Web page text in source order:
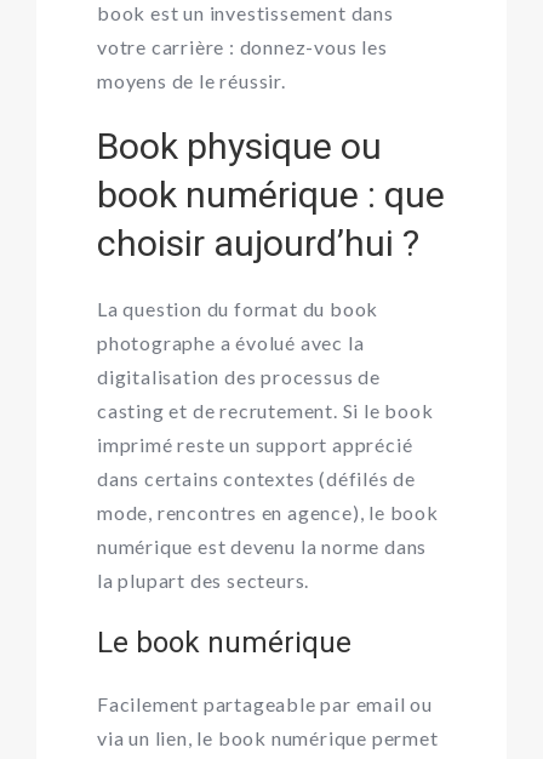
book est un investissement dans
votre carrière : donnez-vous les
moyens de le réussir.
Book physique ou
book numérique : que
choisir aujourd’hui ?
La question du format du book
photographe a évolué avec la
digitalisation des processus de
casting et de recrutement. Si le book
imprimé reste un support apprécié
dans certains contextes (défilés de
mode, rencontres en agence), le book
numérique est devenu la norme dans
la plupart des secteurs.
Le book numérique
Facilement partageable par email ou
via un lien, le book numérique permet